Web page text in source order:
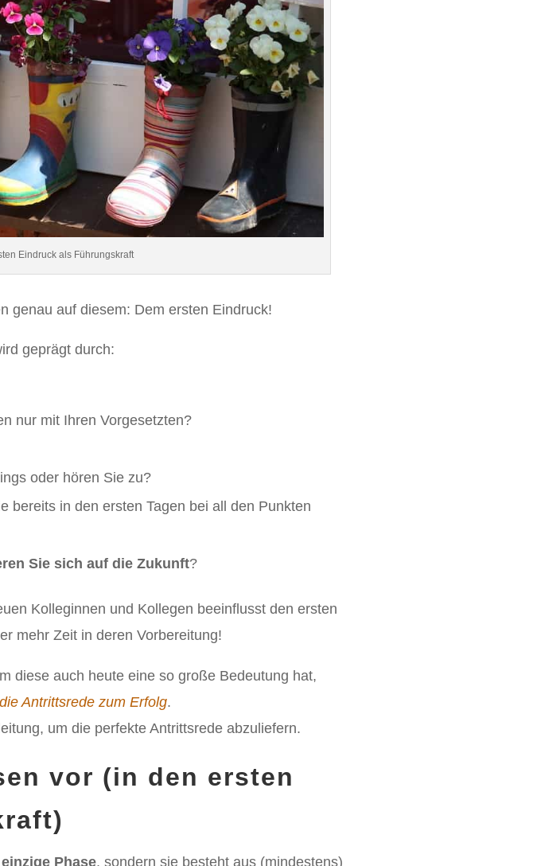
Eindruck als Führungskraft
genau auf diesem: Dem ersten Eindruck!
geprägt durch:
nur mit Ihren Vorgesetzten?
oder hören Sie zu?
in den ersten Tagen bei all den Punkten
Sie sich auf die Zukunft?
Kolleginnen und Kollegen beeinflusst den ersten
mehr Zeit in deren Vorbereitung!
diese auch heute eine so große Bedeutung hat,
Antrittsrede zum Erfolg.
um die perfekte Antrittsrede abzuliefern.
vor (in den ersten
Phase, sondern sie besteht aus (mindestens)